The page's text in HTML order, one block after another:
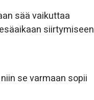
sää vaikuttaa
siirtymiseen
se varmaan sopii